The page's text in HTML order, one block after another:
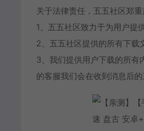
关于法律责任，五五社区郑重
1、五五社区致力于为用户提
2、五五社区提供的所有下载
3、我们提供用户下载的所有
的客服我们会在收到消息后的